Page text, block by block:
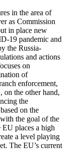
in the area of
as Commission
in place new
19 pandemic and
the Russia-
and actions
on
of
enforcement,
on the other hand,
the
on the
the goal of the
places a high
a level playing
The EU’s current